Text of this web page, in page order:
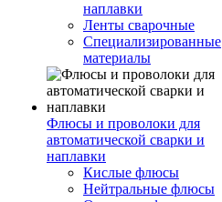
наплавки
Ленты сварочные
Специализированные
материалы
Флюсы и проволоки для
автоматической сварки и
наплавки
Кислые флюсы
Нейтральные флюсы